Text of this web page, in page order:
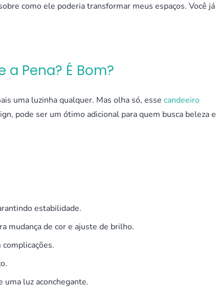
como ele poderia transformar meus espaços. Você já
Pena? É Bom?
uma luzinha qualquer. Mas olha só, esse candeeiro
pode ser um ótimo adicional para quem busca beleza e
estabilidade.
mudança de cor e ajuste de brilho.
uma luz aconchegante.